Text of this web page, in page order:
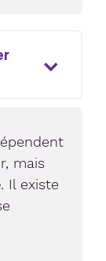
mais
. Il existe